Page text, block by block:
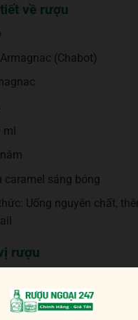
về rượu
(Chabot)
ml
caramel sáng bóng
Uống nguyên chất,
rượu
gia vị tăng cường mùi vị
rệt, rượu vang Madeira,